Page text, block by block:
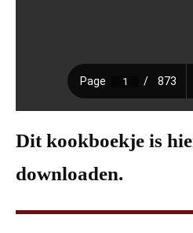
Dit kookboekje is
downloaden.